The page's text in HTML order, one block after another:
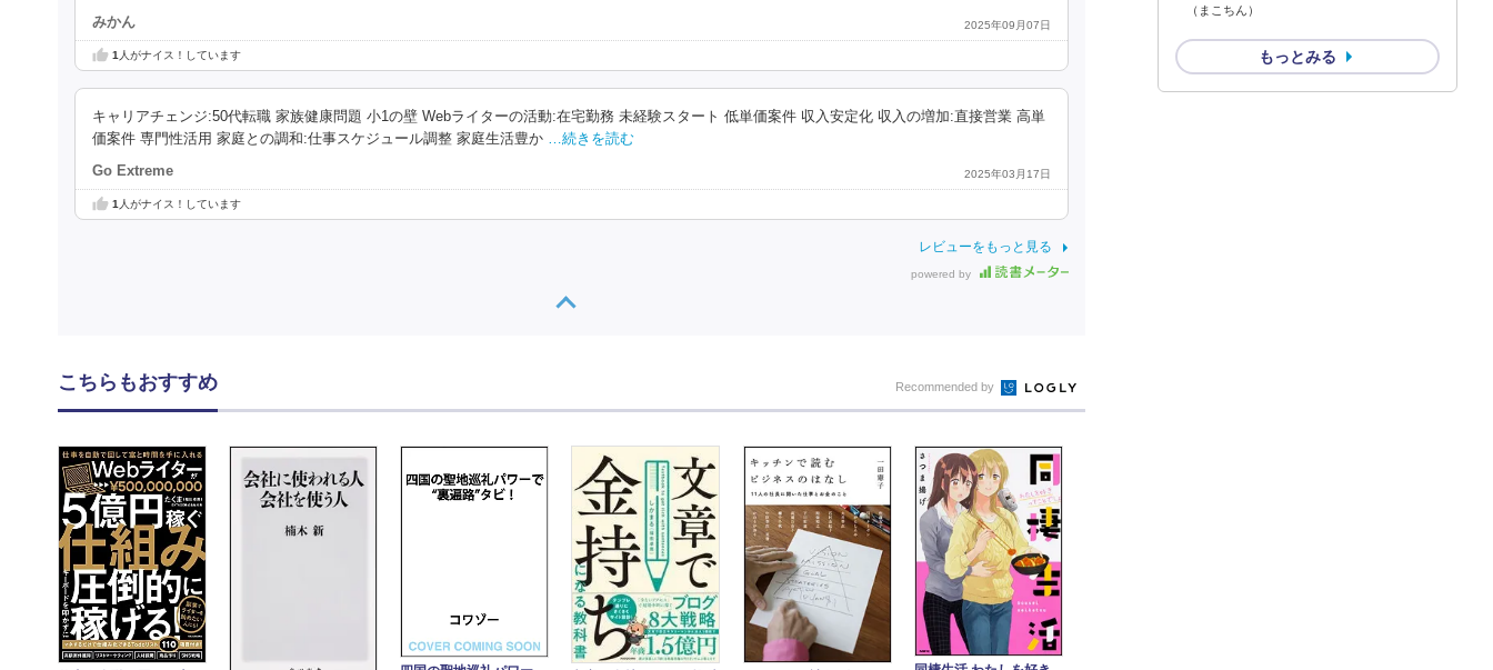
みかん 2025年09月07日
1 人がナイス！しています
キャリアチェンジ:50代転職 家族健康問題 小1の壁 Webライターの活動:在宅勤務 未経験スタート 低単価案件 収入安定化 収入の増加:直接営業 高単
価案件 専門性活用 家庭との調和:仕事スケジュール調整 家庭生活豊か …続きを読む
Go Extreme 2025年03月17日
1人がナイス！しています
レビューをもっと見る
powered by
（まこちん）
もっとみる
こちらもおすすめ Recommended by